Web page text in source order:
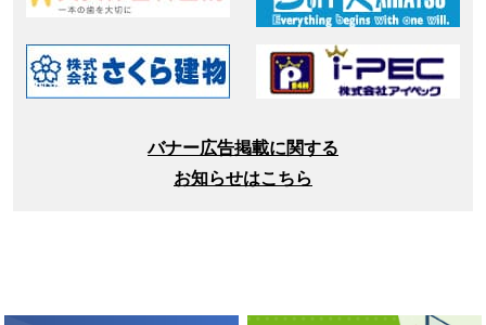
バナー広告掲載に関する
お知らせはこちら